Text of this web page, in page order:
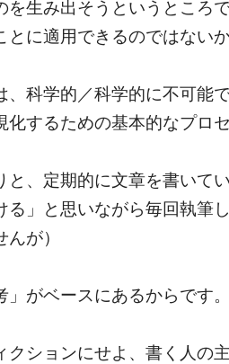
生み出そうというところ
に適用できるのではない
科学的／科学的に不可能
するための基本的なプロ
、定期的に文章を書いて
る」と思いながら毎回執筆
が）
がベースにあるからです。
ションにせよ、書く人の